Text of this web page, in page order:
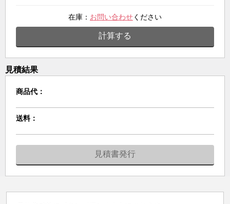
在庫： お問い合わせください
計算する
見積結果
商品代：
送料：
見積書発行